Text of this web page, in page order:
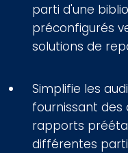
parti d'une
préconfigurés
solutions de
Simplifie les
fournissant des
rapports
différentes